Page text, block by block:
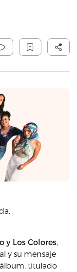
y Los Colores,
y su mensaje
titulado